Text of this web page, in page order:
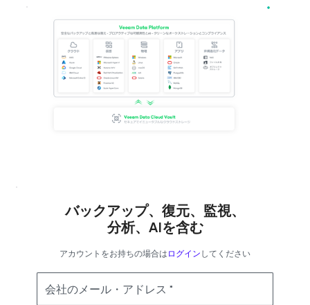
バックアップ、復元、監視、
分析、AIを含む
アカウントをお持ちの場合はログインしてください
会社のメール・アドレス